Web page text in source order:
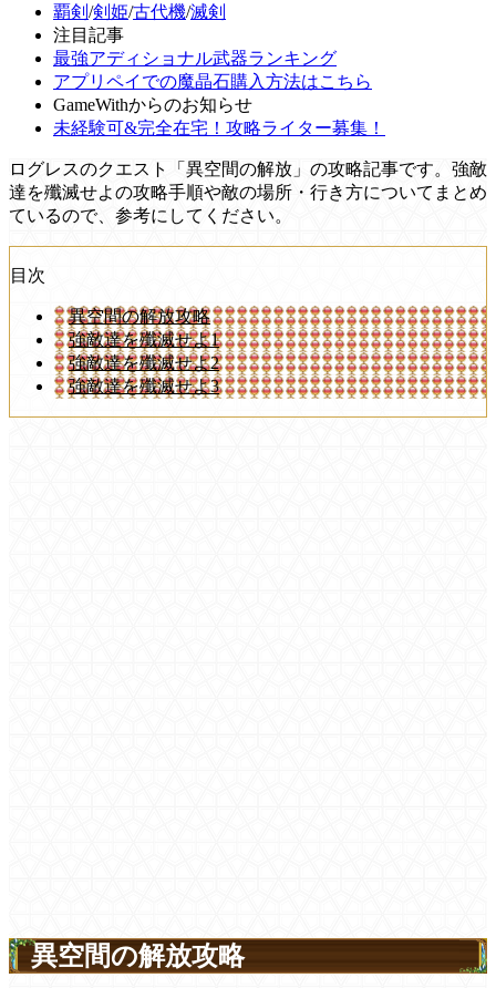
覇剣 /剣姫/古代機/滅剣
注目記事
最強アディショナル武器ランキング
アプリペイでの魔晶石購入方法はこちら
GameWithからのお知らせ
未経験可&完全在宅！攻略ライター募集！
ログレスのクエスト「異空間の解放」の攻略記事です。強敵
達を殲滅せよの攻略手順や敵の場所・行き方についてまとめ
ているので、参考にしてください。
目次
異空間の解放攻略
強敵達を殲滅せよ1
強敵達を殲滅せよ2
強敵達を殲滅せよ3
異空間の解放攻略